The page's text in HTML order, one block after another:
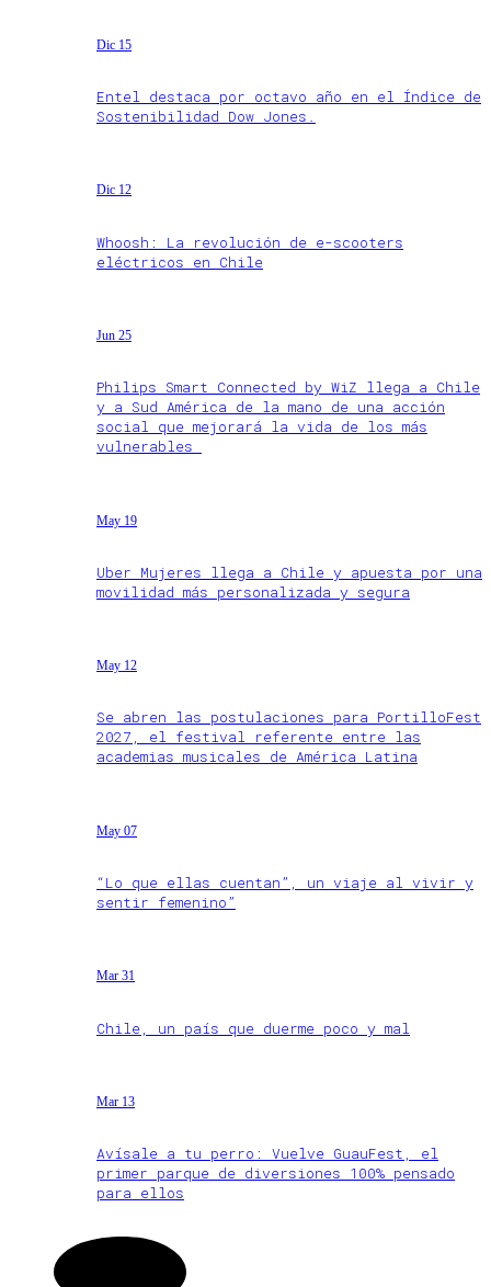
Dic 15
Entel destaca por octavo año en el Índice de
Sostenibilidad Dow Jones.
Dic 12
Whoosh: La revolución de e-scooters
eléctricos en Chile
Jun 25
Philips Smart Connected by WiZ llega a Chile
y a Sud América de la mano de una acción
social que mejorará la vida de los más
vulnerables
May 19
Uber Mujeres llega a Chile y apuesta por una
movilidad más personalizada y segura
May 12
Se abren las postulaciones para PortilloFest
2027, el festival referente entre las
academias musicales de América Latina
May 07
“Lo que ellas cuentan”, un viaje al vivir y
sentir femenino”
Mar 31
Chile, un país que duerme poco y mal
Mar 13
Avísale a tu perro: Vuelve GuauFest, el
primer parque de diversiones 100% pensado
para ellos